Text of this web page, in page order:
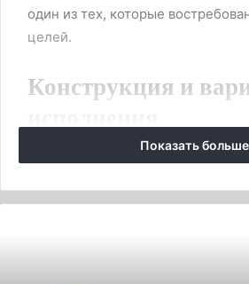
один из тех, которые
целей.
Конструкция и
Для начала определим, какие
медный ВБбШв, а также
Показать больше